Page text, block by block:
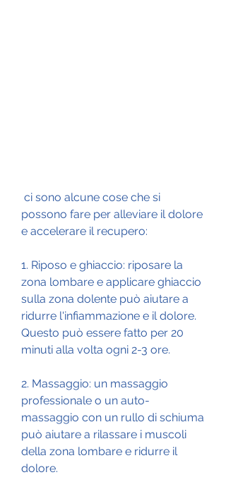
possono fare per alleviare il dolore
e accelerare il recupero:
1. Riposo e ghiaccio: riposare la
zona lombare e applicare ghiaccio
sulla zona dolente può aiutare a
ridurre l'infiammazione e il dolore.
Questo può essere fatto per 20
minuti alla volta ogni 2-3 ore.
2. Massaggio: un massaggio
professionale o un auto-
massaggio con un rullo di schiuma
può aiutare a rilassare i muscoli
della zona lombare e ridurre il
dolore.